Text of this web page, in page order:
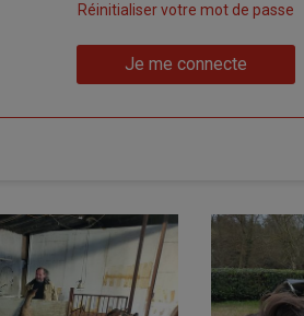
compte"
Réinitialiser votre mot de passe
Je me connecte